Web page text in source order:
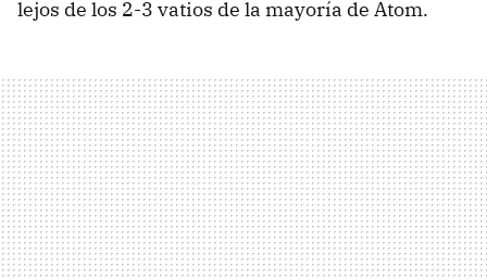
lejos de los 2-3 vatios de la mayoría de Atom.